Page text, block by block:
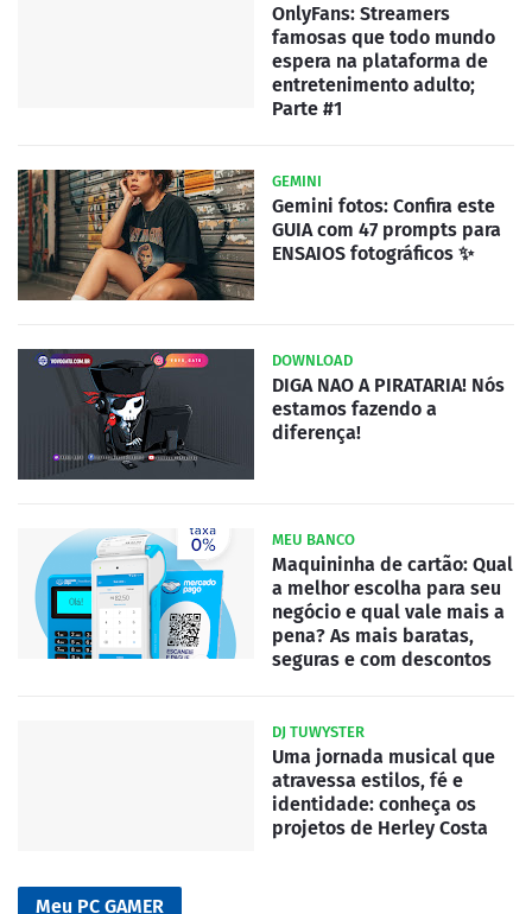
OnlyFans: Streamers
famosas que todo mundo
espera na plataforma de
entretenimento adulto;
Parte #1
GEMINI
Gemini fotos: Confira este
GUIA com 47 prompts para
ENSAIOS fotográficos ✨
DOWNLOAD
DIGA NAO A PIRATARIA! Nós
estamos fazendo a
diferença!
MEU BANCO
Maquininha de cartão: Qual
a melhor escolha para seu
negócio e qual vale mais a
pena? As mais baratas,
seguras e com descontos
DJ TUWYSTER
Uma jornada musical que
atravessa estilos, fé e
identidade: conheça os
projetos de Herley Costa
Meu PC GAMER